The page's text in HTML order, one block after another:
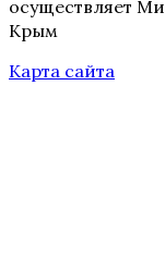
осуществляет
Крым
Карта сайта